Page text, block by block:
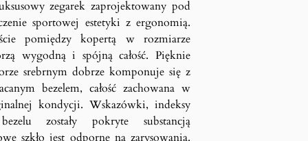
zegarek zaprojektowany pod
sportowej estetyki z ergonomią.
pomiędzy kopertą w rozmiarze
wygodną i spójną całość. Pięknie
srebrnym dobrze komponuje się z
bezelem, całość zachowana w
kondycji. Wskazówki, indeksy
zostały pokryte substancją
szkło jest odporne na zarysowania.